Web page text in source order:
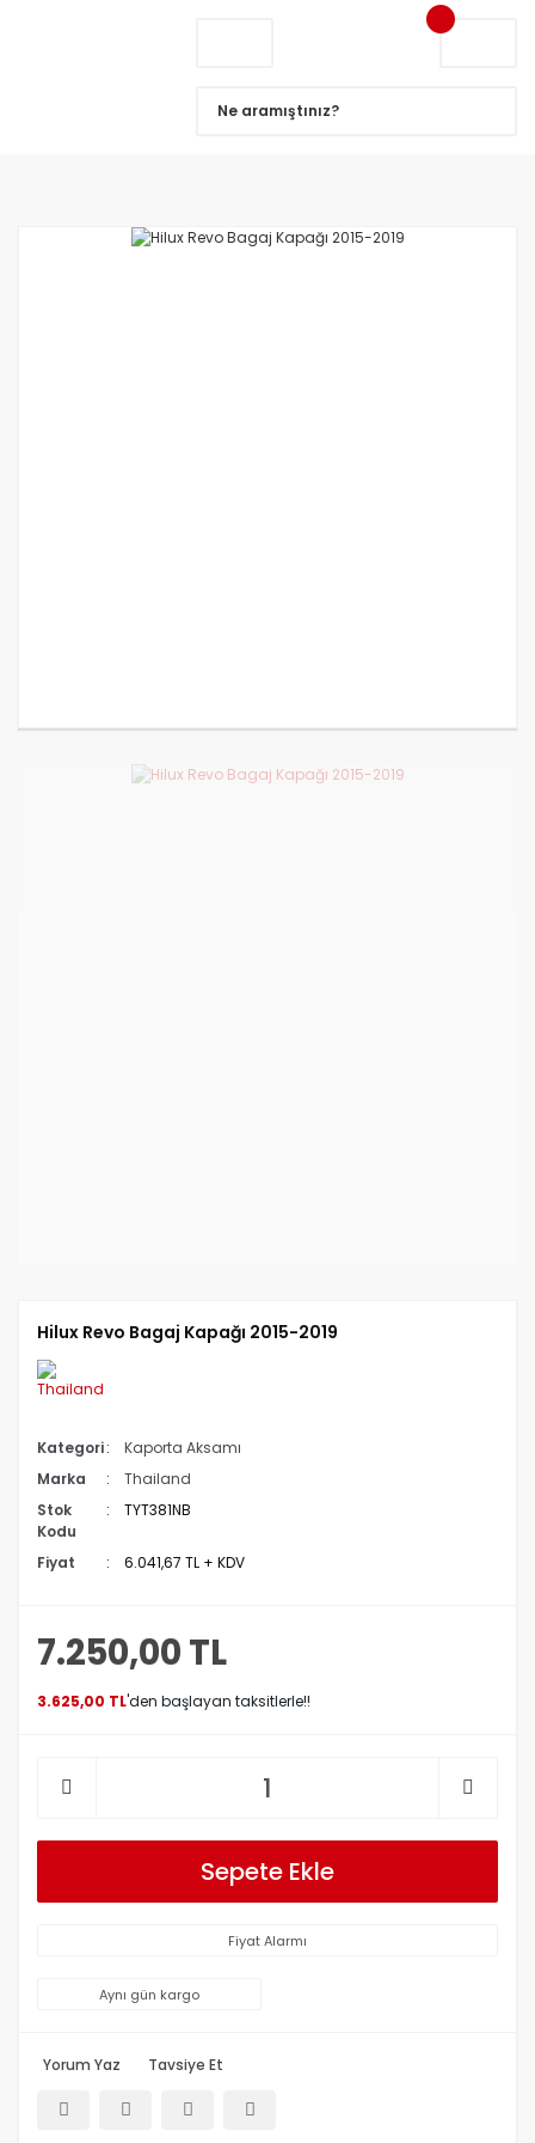
Hilux Revo Bagaj Kapağı 2015-2019
Kategori
Kaporta Aksamı
Marka
Thailand
Stok
Kodu
TYT381NB
Fiyat 6.041,67 TL + KDV
7.250,00 TL
3.625,00 TL'den başlayan taksitlerle!!
Sepete Ekle
Fiyat Alarmı
Aynı gün kargo
Yorum Yaz Tavsiye Et